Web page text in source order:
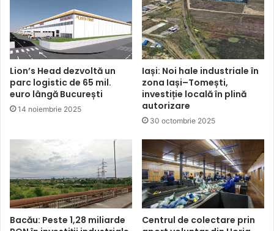
Lion’s Head dezvoltă un
parc logistic de 65 mil.
euro lângă București
14 noiembrie 2025
Iași: Noi hale industriale în
zona Iași–Tomești,
investiție locală în plină
autorizare
30 octombrie 2025
Bacău: Peste 1,28 miliarde
Centrul de colectare prin